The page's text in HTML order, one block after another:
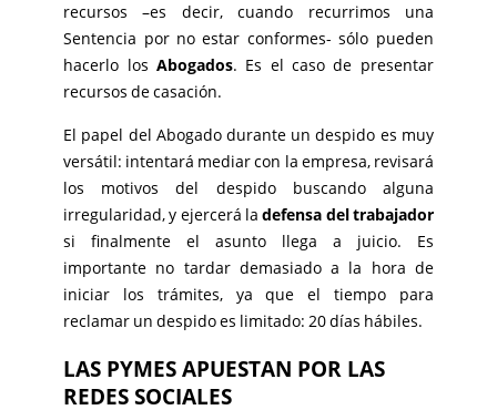
recursos –es decir, cuando recurrimos una
Sentencia por no estar conformes- sólo pueden
hacerlo los Abogados. Es el caso de presentar
recursos de casación.
El papel del Abogado durante un despido es muy
versátil: intentará mediar con la empresa, revisará
los motivos del despido buscando alguna
irregularidad, y ejercerá ladefensa del trabajador
si finalmente el asunto llega a juicio. Es
importante no tardar demasiado a la hora de
iniciar los trámites, ya que el tiempo para
reclamar un despido es limitado: 20 días hábiles.
LAS PYMES APUESTAN POR LAS
REDES SOCIALES